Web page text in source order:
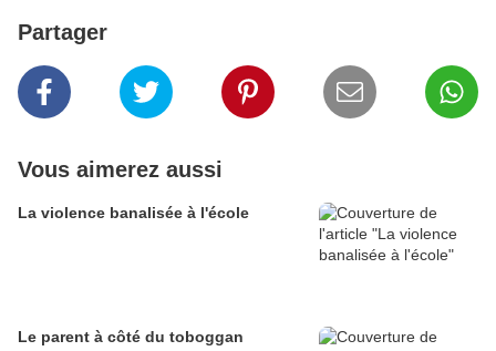
Partager
Vous aimerez aussi
La violence banalisée à l'école
Le parent à côté du toboggan